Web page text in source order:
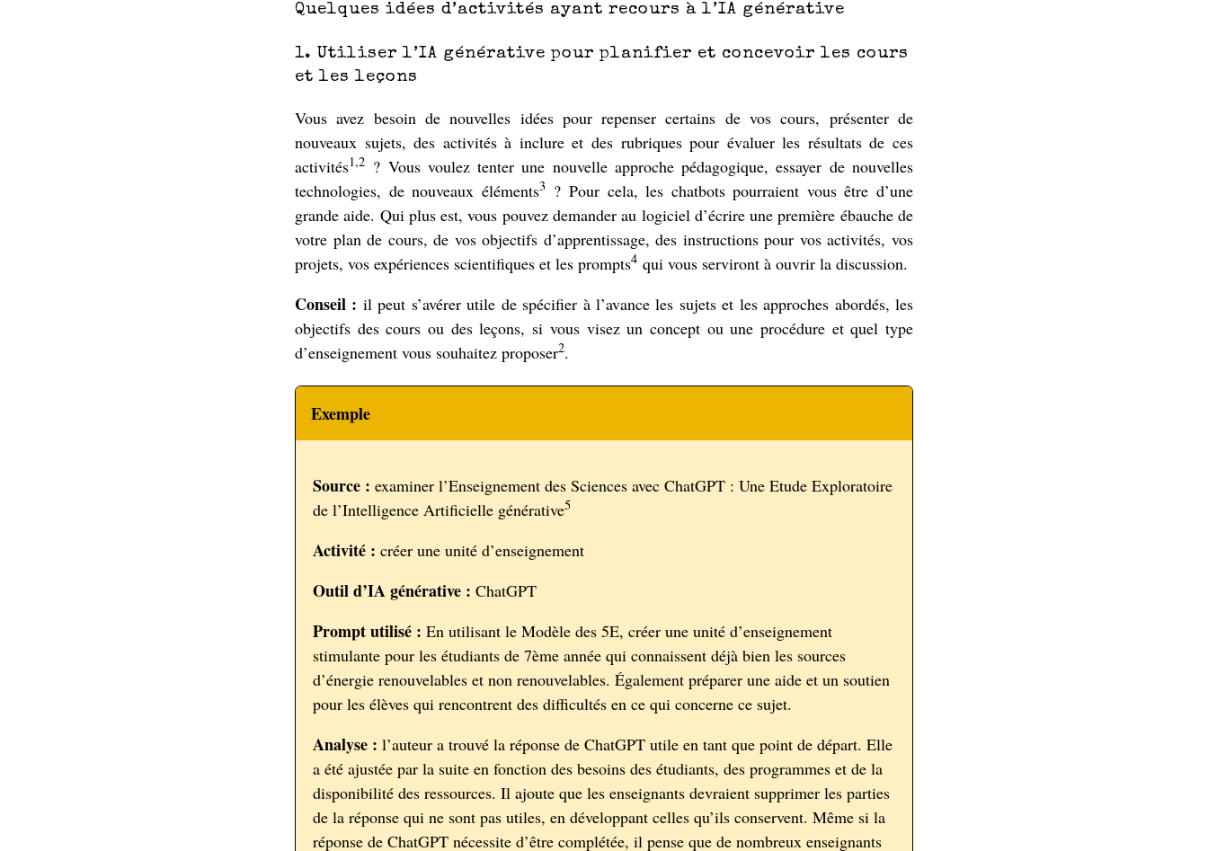
Quelques idées d’activités ayant recours à l’IA générative
1. Utiliser l’IA générative pour planifier et concevoir les cours
et les leçons
Vous avez besoin de nouvelles idées pour repenser certains de vos cours, présenter de
nouveaux sujets, des activités à inclure et des rubriques pour évaluer les résultats de ces
activités1,2 ? Vous voulez tenter une nouvelle approche pédagogique, essayer de nouvelles
technologies, de nouveaux éléments3? Pour cela, les chatbots pourraient vous être d’une
grande aide. Qui plus est, vous pouvez demander au logiciel d’écrire une première ébauche de
votre plan de cours, de vos objectifs d’apprentissage, des instructions pour vos activités, vos
projets, vos expériences scientifiques et les prompts4 qui vous serviront à ouvrir la discussion.
Conseil : il peut s’avérer utile de spécifier à l’avance les sujets et les approches abordés, les
objectifs des cours ou des leçons, si vous visez un concept ou une procédure et quel type
d’enseignement vous souhaitez proposer2.
Exemple
Source : examiner l’Enseignement des Sciences avec ChatGPT : Une Etude Exploratoire
de l’Intelligence Artificielle générative5
Activité : créer une unité d’enseignement
Outil d’IA générative : ChatGPT
Prompt utilisé : En utilisant le Modèle des 5E, créer une unité d’enseignement
stimulante pour les étudiants de 7ème année qui connaissent déjà bien les sources
d’énergie renouvelables et non renouvelables. Également préparer une aide et un soutien
pour les élèves qui rencontrent des difficultés en ce qui concerne ce sujet.
Analyse : l’auteur a trouvé la réponse de ChatGPT utile en tant que point de départ. Elle
a été ajustée par la suite en fonction des besoins des étudiants, des programmes et de la
disponibilité des ressources. Il ajoute que les enseignants devraient supprimer les parties
de la réponse qui ne sont pas utiles, en développant celles qu’ils conservent. Même si la
réponse de ChatGPT nécessite d’être complétée, il pense que de nombreux enseignants